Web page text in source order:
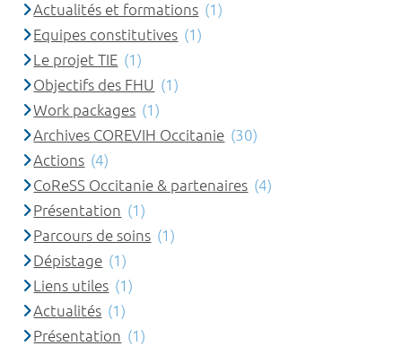
Actualités et formations (1)
Equipes constitutives (1)
Le projet TIE (1)
Objectifs des FHU (1)
Work packages (1)
Archives COREVIH Occitanie (30)
Actions (4)
CoReSS Occitanie & partenaires (4)
Présentation (1)
Parcours de soins (1)
Dépistage (1)
Liens utiles (1)
Actualités (1)
Présentation (1)